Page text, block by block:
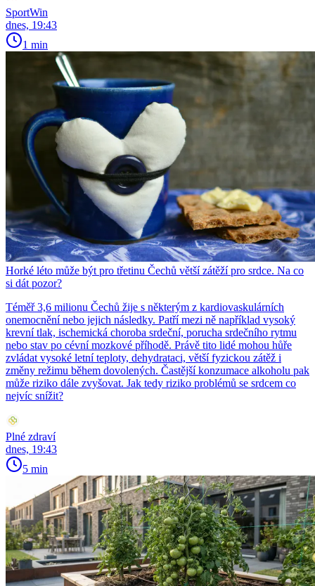
SportWin
dnes, 19:43
1 min
Horké léto může být pro třetinu Čechů větší zátěží pro srdce. Na co
si dát pozor?
Téměř 3,6 milionu Čechů žije s některým z kardiovaskulárních
onemocnění nebo jejich následky. Patří mezi ně například vysoký
krevní tlak, ischemická choroba srdeční, porucha srdečního rytmu
nebo stav po cévní mozkové příhodě. Právě tito lidé mohou hůře
zvládat vysoké letní teploty, dehydrataci, větší fyzickou zátěž i
změny režimu během dovolených. Častější konzumace alkoholu pak
může riziko dále zvyšovat. Jak tedy riziko problémů se srdcem co
nejvíc snížit?
Plné zdraví
dnes, 19:43
5 min